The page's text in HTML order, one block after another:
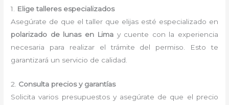
1. Elige talleres especializados
Asegúrate de que el taller que elijas esté especializado en
polarizado de lunas en Lima y cuente con la experiencia
necesaria para realizar el trámite del permiso. Esto te
garantizará un servicio de calidad.
2. Consulta precios y garantías
Solicita varios presupuestos y asegúrate de que el precio